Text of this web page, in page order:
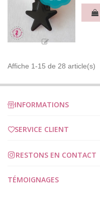
Affiche 1-15 de 28 article(s)
INFORMATIONS
SERVICE CLIENT
RESTONS EN CONTACT
TÉMOIGNAGES